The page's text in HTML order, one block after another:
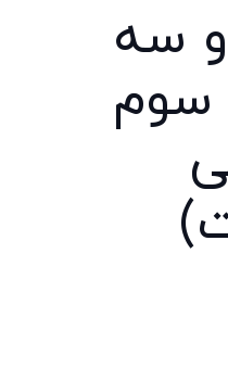
و سه
سوم